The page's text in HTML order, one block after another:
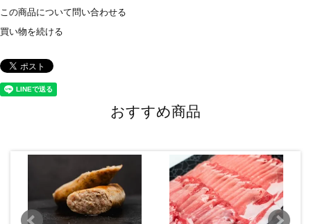
この商品について問い合わせる
買い物を続ける
おすすめ商品